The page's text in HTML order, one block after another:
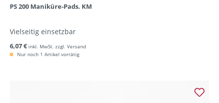
PS 200 Maniküre-Pads. KM
Vielseitig einsetzbar
6,07 € inkl. MwSt. zzgl. Versand
Nur noch 1 Artikel vorrätig